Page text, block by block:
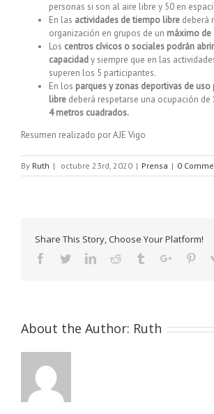
personas si son al aire libre y 50 en
En las actividades de tiempo libre deberá
organización en grupos de un máximo de
Los centros cívicos o sociales podrán
capacidady siempre que en las
superen los 5 participantes.
En los parques y zonas deportivas de
libre deberá respetarse una ocupación de
4 metros cuadrados.
Resumen realizado por AJE Vigo
By Ruth | octubre 23rd, 2020 | Prensa | 0
Share This Story, Choose Your Platform!
Facebook
TwitterLinkedinReddit TumblrGoogle+
About the Author: Ruth